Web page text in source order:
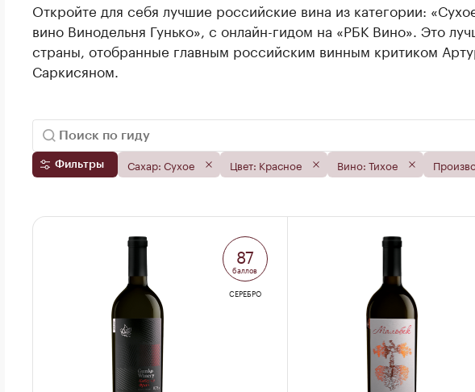
Откройте для себя лучшие российские вина из категории:
вино Винодельня Гунько», с онлайн-гидом на «РБК Вино». Это
страны, отобранные главным российским винным критиком
Саркисяном.
Фильтры Сахар: Сухое Цвет: Красное Вино: Тихое
87
баллов
СЕРЕБРО